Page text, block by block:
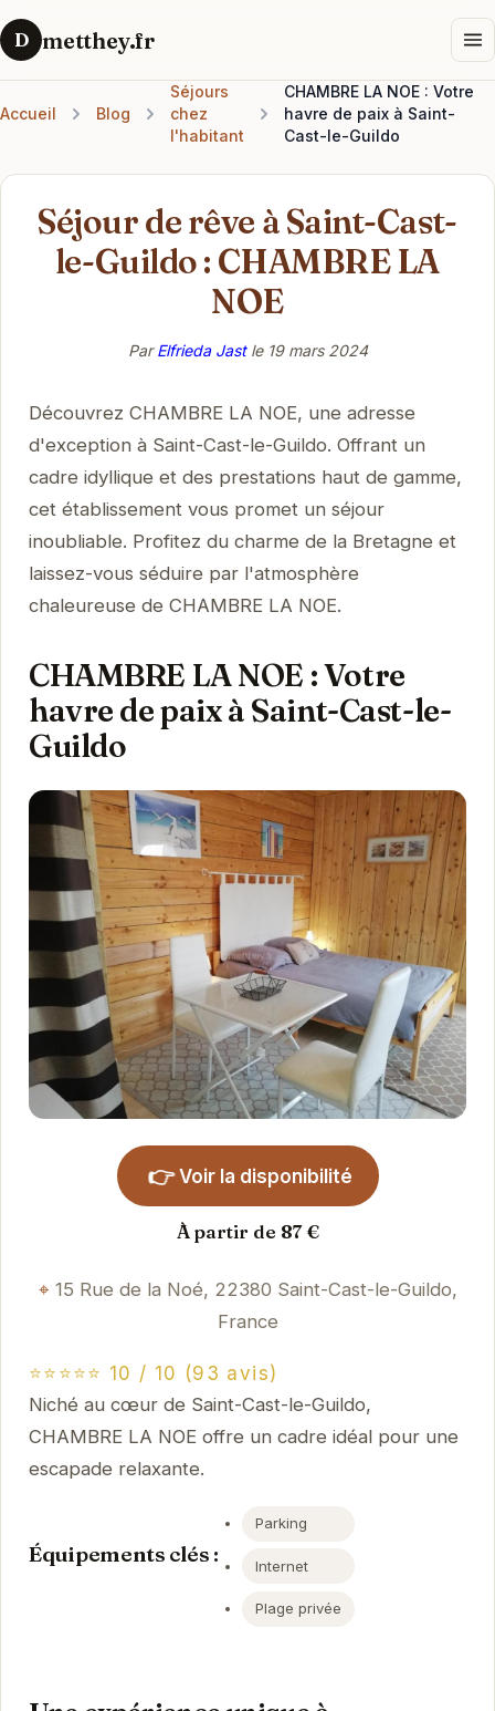
D metthey.fr
Accueil Blog
Séjours
chez
l'habitant
CHAMBRE LA NOE : Votre
havre de paix à Saint-
Cast-le-Guildo
Séjour de rêve à Saint-Cast-
le-Guildo : CHAMBRE LA
NOE
ParElfrieda Jastle 19 mars 2024
Découvrez CHAMBRE LA NOE, une adresse
d'exception à Saint-Cast-le-Guildo. Offrant un
cadre idyllique et des prestations haut de gamme,
cet établissement vous promet un séjour
inoubliable. Profitez du charme de la Bretagne et
laissez-vous séduire par l'atmosphère
chaleureuse de CHAMBRE LA NOE.
CHAMBRE LA NOE : Votre
havre de paix à Saint-Cast-le-
Guildo
👉 Voir la disponibilité
À partir de 87 €
15 Rue de la Noé, 22380 Saint-Cast-le-Guildo,
France
⭐⭐⭐⭐⭐ 10 / 10 (93 avis)
Niché au cœur de Saint-Cast-le-Guildo,
CHAMBRE LA NOE offre un cadre idéal pour une
escapade relaxante.
Équipements clés :
Parking
Internet
Plage privée